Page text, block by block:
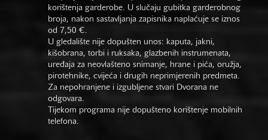
korištenja garderobe. U slučaju gubitka garderobnog
broja, nakon sastavljanja zapisnika naplaćuje se iznos
od 7,50 €.
U gledalište nije dopušten unos: kaputa, jakni,
kišobrana, torbi i ruksaka, glazbenih instrumenata,
uređaja za neovlašteno snimanje, hrane i pića, oružja,
pirotehnike, cvijeća i drugih neprimjerenih predmeta.
Za nepohranjene i izgubljene stvari Dvorana ne
odgovara.
Tijekom programa nije dopušteno korištenje mobilnih
telefona.